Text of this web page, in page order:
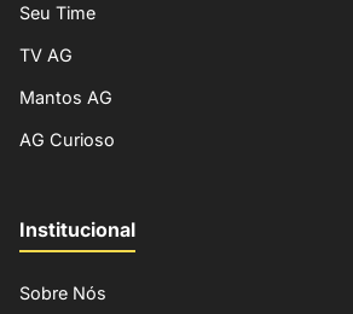
Seu Time
TV AG
Mantos AG
AG Curioso
Institucional
Sobre Nós